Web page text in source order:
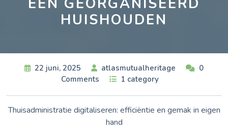
EEN GEORGANISEERD
HUISHOUDEN
22 juni, 2025 atlasmutualheritage
0
Comments
1 category
Thuisadministratie digitaliseren: efficiëntie en gemak in eigen
hand